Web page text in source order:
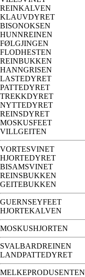
REINKALVEN
KLAUVDYRET
BISONOKSEN
HUNNREINEN
FØLGJINGEN
FLODHESTEN
REINBUKKEN
HANNGRISEN
LASTEDYRET
PATTEDYRET
TREKKDYRET
NYTTEDYRET
REINSDYRET
MOSKUSFEET
VILLGEITEN
VORTESVINET
HJORTEDYRET
BISAMSVINET
REINSBUKKEN
GEITEBUKKEN
GUERNSEYFEET
HJORTEKALVEN
MOSKUSHJORTEN
SVALBARDREINEN
LANDPATTEDYRET
MELKEPRODUSENTEN